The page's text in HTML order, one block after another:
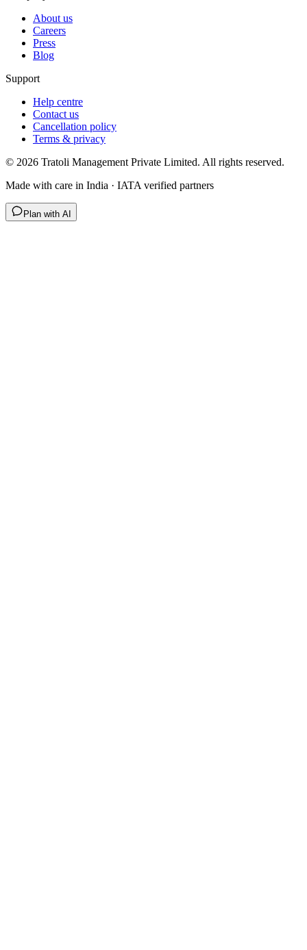
About us
Careers
Press
Blog
Support
Help centre
Contact us
Cancellation policy
Terms & privacy
© 2026 Tratoli Management Private Limited. All rights reserved.
Made with care in India · IATA verified partners
Plan with AI